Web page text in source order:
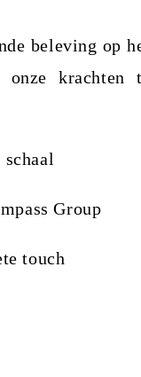
beleving op
onze krachten
Group
touch